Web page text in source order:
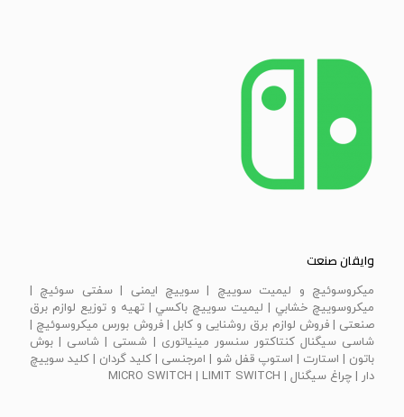
وایقان صنعت
ميكروسوئيچ و ليميت سوييچ | سویيچ ايمنی | سفتی سوئيچ |
ميكروسوييچ خشابي | ليميت سوييچ باكسي | تهیه و توزیع لوازم برق
صنعتی | فروش لوازم برق روشنایی و کابل | فروش بورس میکروسوئیچ |
شاسی سیگنال کنتاکتور سنسور مینیاتوری | شستی | شاسی | بوش
باتون | استارت | استوپ قفل شو | امرجنسی | كليد گردان | كليد سوييچ
دار | چراغ سيگنال | MICRO SWITCH | LIMIT SWITCH